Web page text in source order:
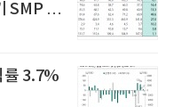
SMP 상
률 3.7%